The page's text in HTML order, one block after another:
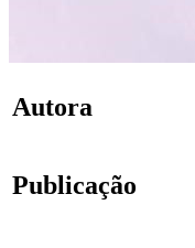
Autora
Publicação